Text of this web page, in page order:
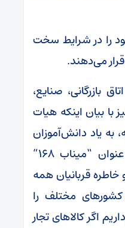
را در شرایط سخت
می‌دهند.
بازرگانی، صنایع،
با بیان اینکه هیات
به یاد دانش‌آموزان
شهید مدرسه میناب با عنوان “میناب ۱۶۸”
قربانیان همه
مختلف را
اگر کالا‌های تجار